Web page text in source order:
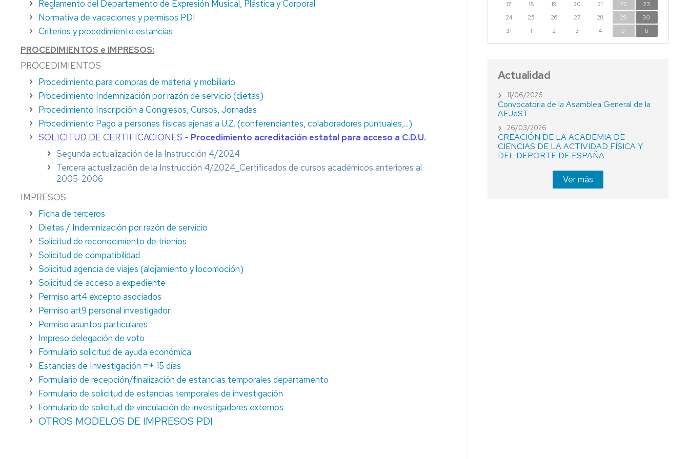
CONOCIMIENTO
Y
COORDINADORES
CONSEJO
DEPARTAMENTO
DE
CIENCIAS
SOCIALES
Y
HUMANAS
DE
TERUEL
FACULTAD
DE
EDUCACIÓN
DE
ZARAGOZA
FACULTAD
CIENCIAS
DE
LA
DEL
DEPORTE
HUESCA
IMPRESOS
Reglamento del Departamento de Expresión Musical, Plástica y Corporal
Normativa de vacaciones y permisos PDI
Criterios y procedimiento estancias
PROCEDIMIENTOS e IMPRESOS:
PROCEDIMIENTOS
Procedimiento para compras de material y mobiliario
Procedimiento Indemnización por razón de servicio (dietas)
Procedimiento Inscripción a Congresos, Cursos, Jornadas
Procedimiento Pago a personas físicas ajenas a U.Z. (conferenciantes, colaboradores puntuales,...)
SOLICITUD DE CERTIFICACIONES - Procedimiento acreditación estatal para acceso a C.D.U.
Segunda actualización de la Instrucción 4/2024
Tercera actualización de la Instrucción 4/2024_Certificados de cursos académicos anteriores al
2005-2006
IMPRESOS
Ficha de terceros
Dietas / Indemnización por razón de servicio
Solicitud de reconocimiento de trienios
Solicitud de compatibilidad
Solicitud agencia de viajes (alojamiento y locomoción)
Solicitud de acceso a expediente
Permiso art4 excepto asociados
Permiso art9 personal investigador
Permiso asuntos particulares
Impreso delegación de voto
Formulario solicitud de ayuda económica
Estancias de Investigación =+ 15 días
Formulario de recepción/finalización de estancias temporales departamento
Formulario de solicitud de estancias temporales de investigación
Formulario de solicitud de vinculación de investigadores externos
OTROS MODELOS DE IMPRESOS PDI
17
18 19 20 21 22
23
24
25 26 27 28 29
30
31
1 2 3 4 5 6
Actualidad
11/06/2026
Convocatoria de la Asamblea General de la
AEJeST
26/03/2026
CREACIÓN DE LA ACADEMIA DE
CIENCIAS DE LA ACTIVIDAD FÍSICA Y
DEL DEPORTE DE ESPAÑA
Ver más